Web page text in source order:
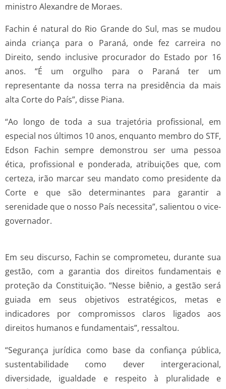
ministro Alexandre de Moraes.
Fachin é natural do Rio Grande do Sul, mas se mudou
ainda criança para o Paraná, onde fez carreira no
Direito, sendo inclusive procurador do Estado por 16
anos. “É um orgulho para o Paraná ter um
representante da nossa terra na presidência da mais
alta Corte do País”, disse Piana.
“Ao longo de toda a sua trajetória profissional, em
especial nos últimos 10 anos, enquanto membro do STF,
Edson Fachin sempre demonstrou ser uma pessoa
ética, profissional e ponderada, atribuições que, com
certeza, irão marcar seu mandato como presidente da
Corte e que são determinantes para garantir a
serenidade que o nosso País necessita”, salientou o vice-
governador.
Em seu discurso, Fachin se comprometeu, durante sua
gestão, com a garantia dos direitos fundamentais e
proteção da Constituição. “Nesse biênio, a gestão será
guiada em seus objetivos estratégicos, metas e
indicadores por compromissos claros ligados aos
direitos humanos e fundamentais”, ressaltou.
“Segurança jurídica como base da confiança pública,
sustentabilidade como dever intergeracional,
diversidade, igualdade e respeito à pluralidade e